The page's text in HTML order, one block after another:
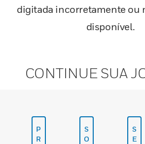
digitada incorretamente ou
disponível.
CONTINUE SUA
P
R
S
O
S
E